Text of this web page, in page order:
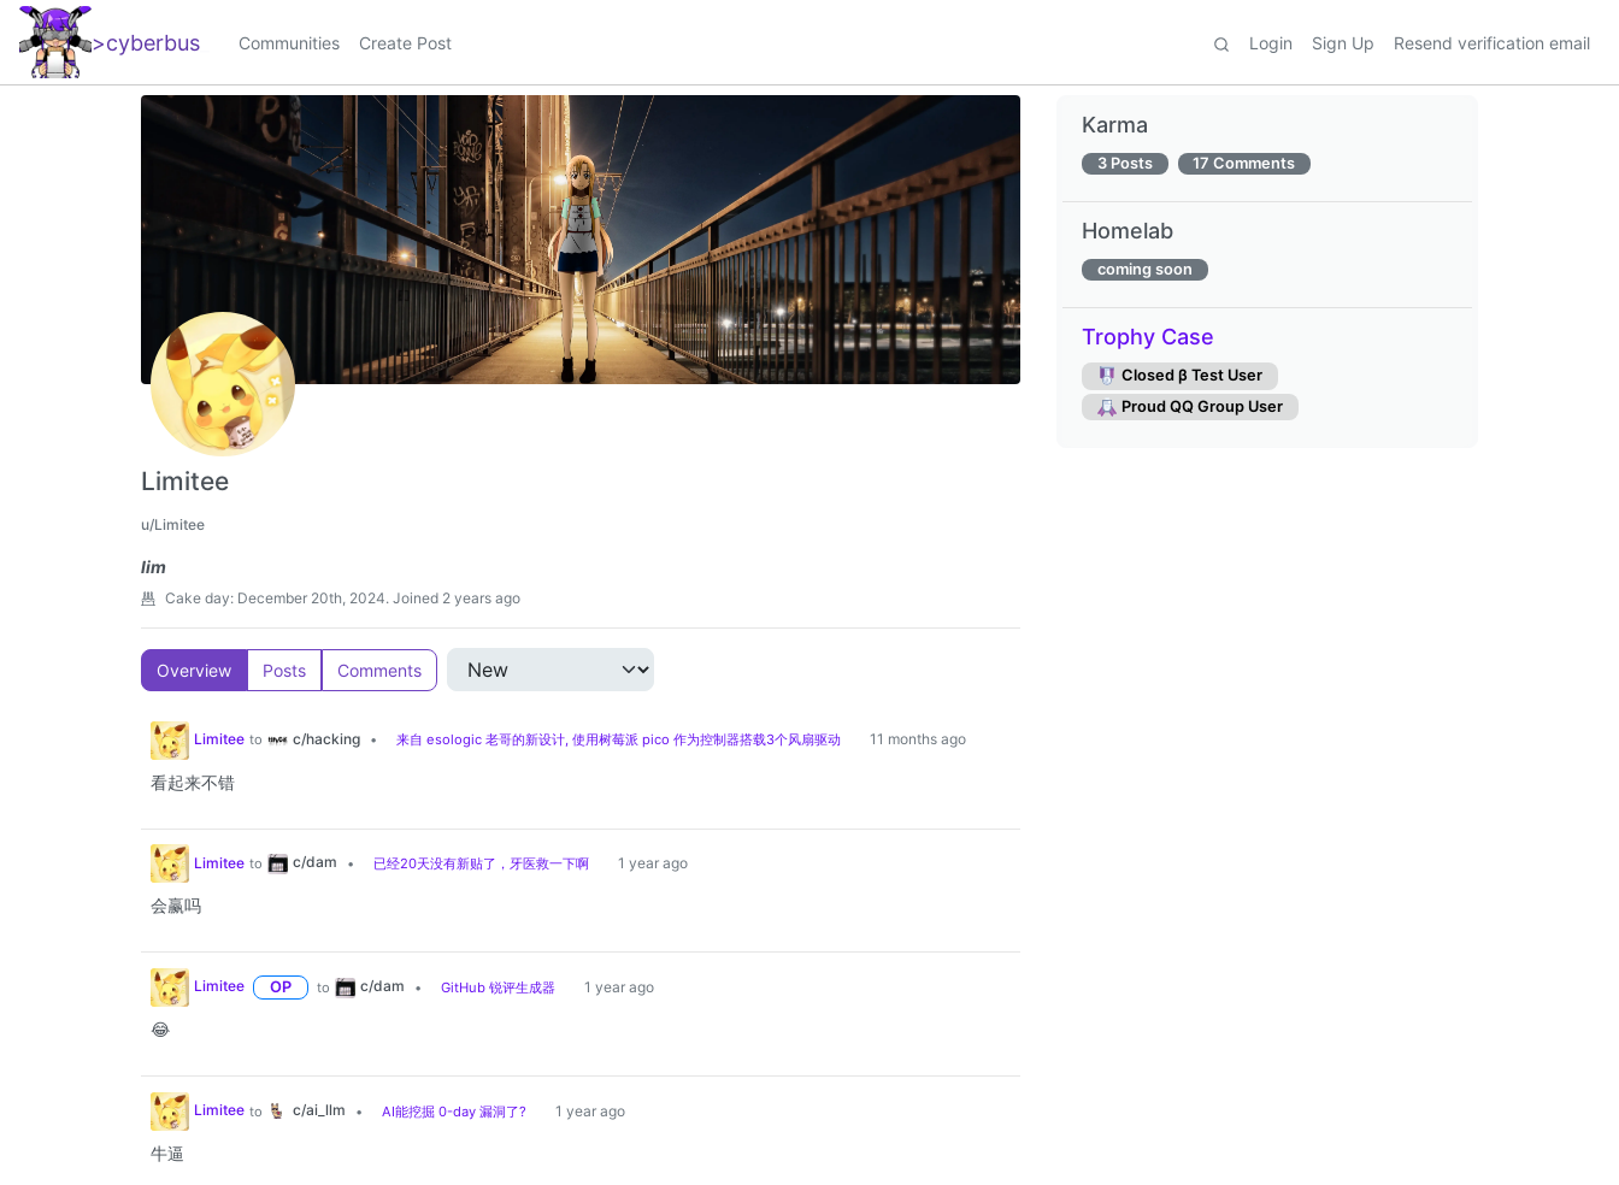
>cyberbus Communities Create Post Login Sign Up Resend verification email
Limitee
u/Limitee
lim
Cake day: December 20th, 2024. Joined 2 years ago
Overview Posts Comments
Limitee to c/hacking • 来自 esologic 老哥的新设计, 使用树莓派 pico 作为控制器搭载3个风扇驱动 11 months ago
看起来不错
Limitee to c/dam • 已经20天没有新贴了，牙医救一下啊 1 year ago
会赢吗
Limitee OP to c/dam • GitHub 锐评生成器 1 year ago
😂
Limitee to c/ai_llm • AI能挖掘 0-day 漏洞了? 1 year ago
牛逼
Karma
3 Posts 17 Comments
Homelab
coming soon
Trophy Case
Closed β Test User
Proud QQ Group User